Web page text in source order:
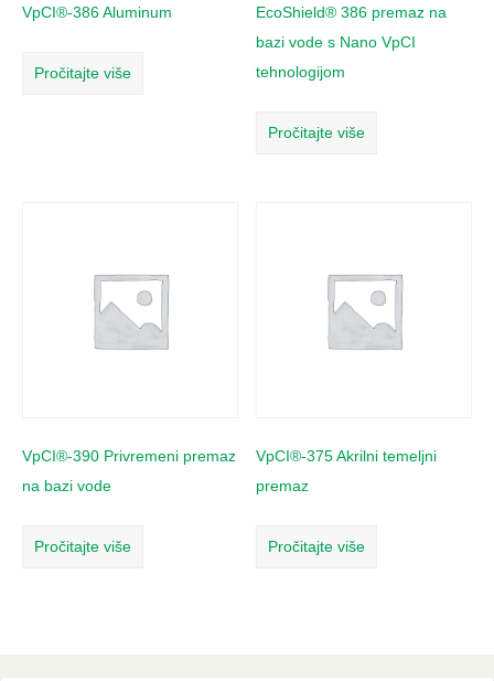
VpCI®-386 Aluminum
Pročitajte više
EcoShield® 386 premaz na
bazi vode s Nano VpCI
tehnologijom
Pročitajte više
VpCI®-390 Privremeni premaz
na bazi vode
Pročitajte više
VpCI®-375 Akrilni temeljni
premaz
Pročitajte više